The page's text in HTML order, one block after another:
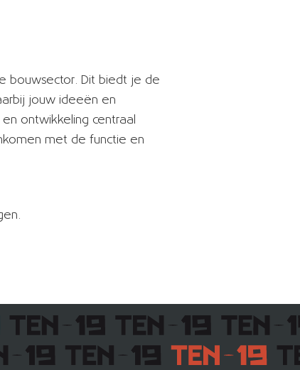
bouwsector. Dit biedt je de
jouw ideeën en
ontwikkeling centraal
met de functie en